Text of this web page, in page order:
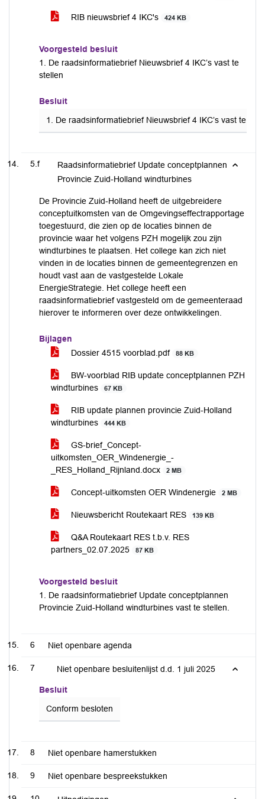
RIB nieuwsbrief 4 IKC's 424 KB
Voorgesteld besluit
1. De raadsinformatiebrief Nieuwsbrief 4 IKC’s vast te
stellen
Besluit
1. De raadsinformatiebrief Nieuwsbrief 4 IKC’s vast te
5.f
Raadsinformatiebrief Update conceptplannen
Provincie Zuid-Holland windturbines
De Provincie Zuid-Holland heeft de uitgebreidere
conceptuitkomsten van de Omgevingseffectrapportage
toegestuurd, die zien op de locaties binnen de
provincie waar het volgens PZH mogelijk zou zijn
windturbines te plaatsen. Het college kan zich niet
vinden in de locaties binnen de gemeentegrenzen en
houdt vast aan de vastgestelde Lokale
EnergieStrategie. Het college heeft een
raadsinformatiebrief vastgesteld om de gemeenteraad
hierover te informeren over deze ontwikkelingen.
Bijlagen
Dossier 4515 voorblad.pdf
88 KB
BW-voorblad RIB update conceptplannen PZH
windturbines
67 KB
RIB update plannen provincie Zuid-Holland
windturbines
444 KB
GS-brief_Concept-
uitkomsten_OER_Windenergie_-
_RES_Holland_Rijnland.docx
2 MB
Concept-uitkomsten OER Windenergie 2 MB
Nieuwsbericht Routekaart RES 139 KB
Q&A Routekaart RES t.b.v. RES
partners_02.07.2025
87 KB
Voorgesteld besluit
1. De raadsinformatiebrief Update conceptplannen
Provincie Zuid-Holland windturbines vast te stellen.
6 Niet openbare agenda
7 Niet openbare besluitenlijst d.d. 1 juli 2025
Besluit
Conform besloten
8 Niet openbare hamerstukken
9 Niet openbare bespreekstukken